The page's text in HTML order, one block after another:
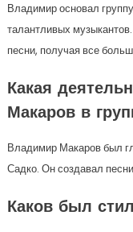
Владимир основал
талантливых
песни, получая все
Какая
Макаров в
Владимир Макаров был
Садко. Он создавал
Каков был